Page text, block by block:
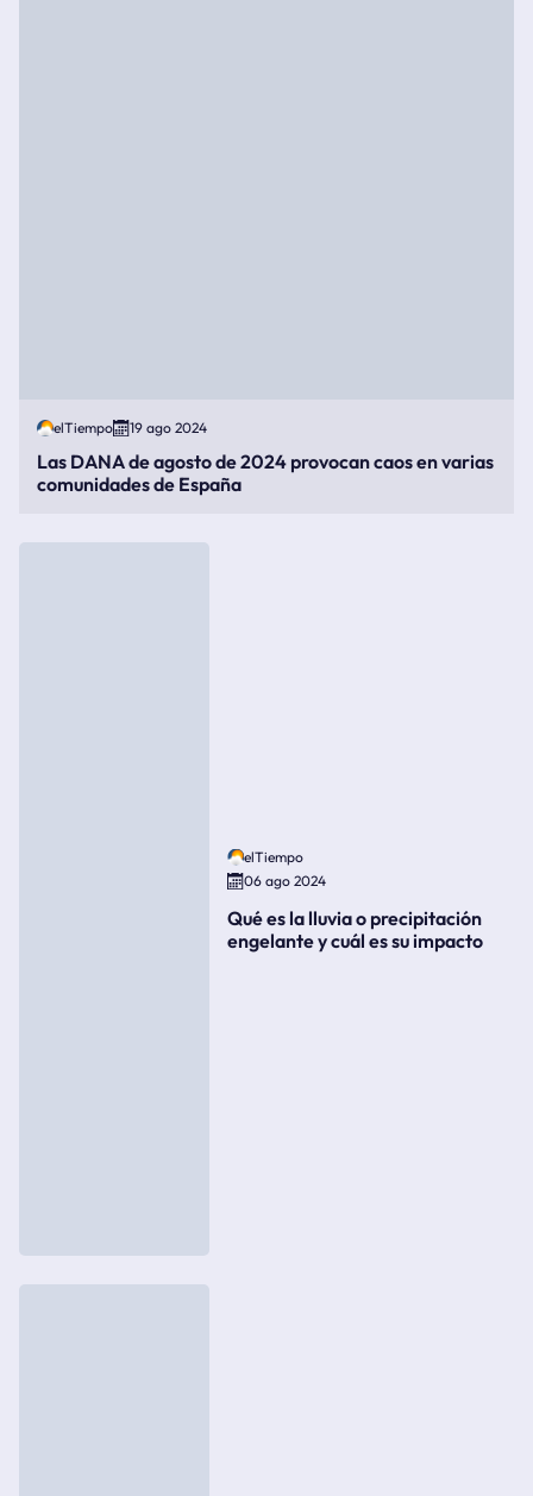
elTiempo 19 ago 2024
Las DANA de agosto de 2024 provocan caos en varias
comunidades de España
elTiempo
06 ago 2024
Qué es la lluvia o precipitación
engelante y cuál es su impacto